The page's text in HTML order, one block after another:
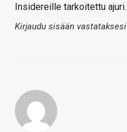
Insidereille tarkoitettu ajuri.
Kirjaudu sisään vastataksesi